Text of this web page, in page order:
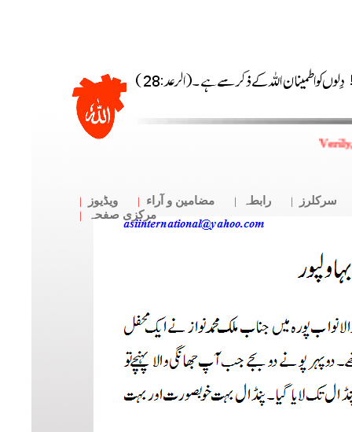
سرکلرز رابطہ مضامین و آراء
ویڈیوز
مرکزی صفحہ